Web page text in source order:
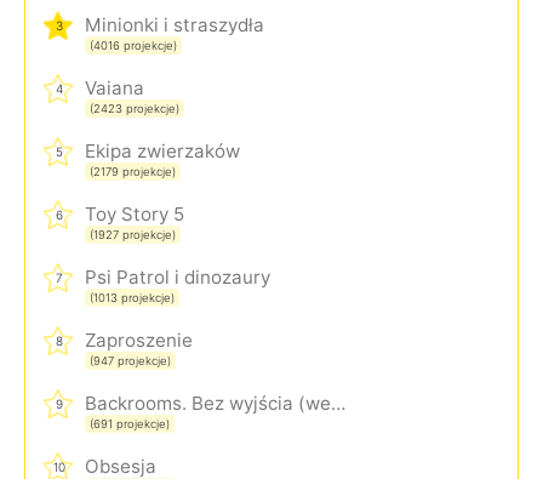
3 Minionki i straszydła
(4016 projekcje)
4 Vaiana
(2423 projekcje)
5 Ekipa zwierzaków
(2179 projekcje)
6 Toy Story 5
(1927 projekcje)
7 Psi Patrol i dinozaury
(1013 projekcje)
8 Zaproszenie
(947 projekcje)
9 Backrooms. Bez wyjścia (wersja rozszerzona)
(691 projekcje)
10 Obsesja